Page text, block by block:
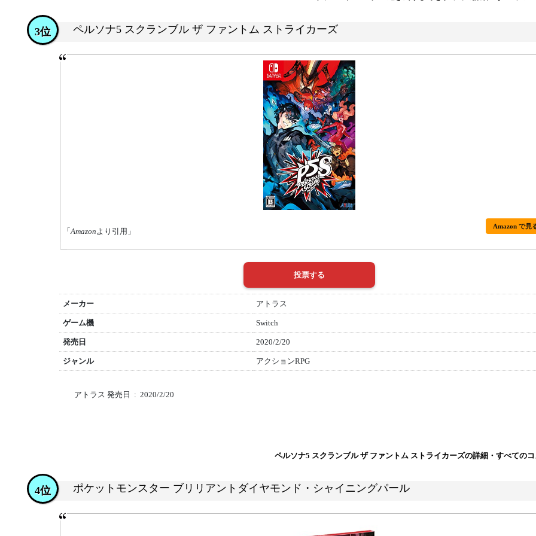
ペルソナ5 スクランブル ザ ファントム ストライカーズ
3位
「Amazonより引用」
Amazon で見
メーカー アトラス
ゲーム機 Switch
発売日 2020/2/20
ジャンル アクションRPG
アトラス 発売日 ‏ : ‎ 2020/2/20
ペルソナ5 スクランブル ザ ファントム ストライカーズの詳細・すべての
ポケットモンスター ブリリアントダイヤモンド・シャイニングパール
4位